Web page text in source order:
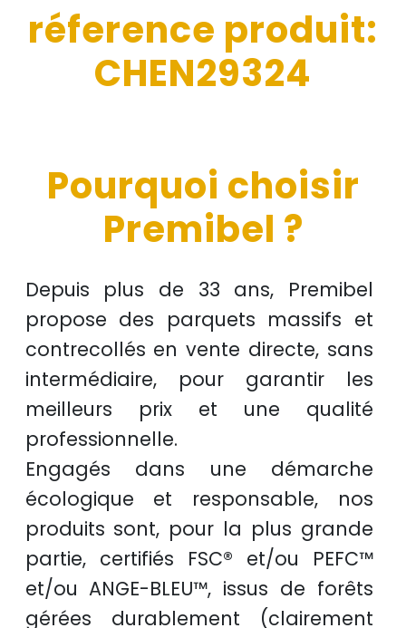
réference produit:
CHEN29324
Pourquoi choisir
Premibel ?
Depuis plus de 33 ans, Premibel
propose des parquets massifs et
contrecollés envente directe, sans
intermédiaire, pour garantir les
meilleurs prixet une qualité
professionnelle.
Engagés dans une démarche
écologique et responsable, nos
produits sont, pour la plus grande
partie, certifiés FSC® et/ou PEFC™
et/ouANGE-BLEU™, issus de forêts
gérées durablement (clairement